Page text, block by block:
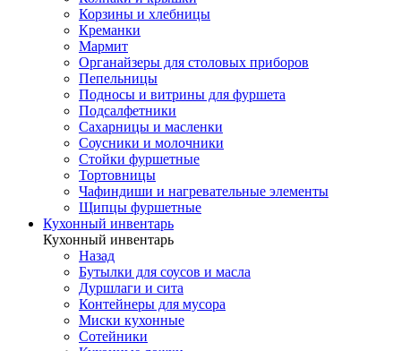
Корзины и хлебницы
Креманки
Мармит
Органайзеры для столовых приборов
Пепельницы
Подносы и витрины для фуршета
Подсалфетники
Сахарницы и масленки
Соусники и молочники
Стойки фуршетные
Тортовницы
Чафиндиши и нагревательные элементы
Щипцы фуршетные
Кухонный инвентарь
Кухонный инвентарь
Назад
Бутылки для соусов и масла
Дуршлаги и сита
Контейнеры для мусора
Миски кухонные
Сотейники